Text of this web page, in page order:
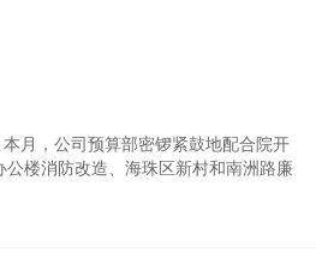
公司预算部密锣紧鼓地配合院开
公楼消防改造、海珠区新村和南洲路廉